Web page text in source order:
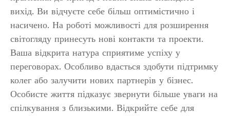
вихід. Ви відчуєте себе більш оптимістично і
насичено. На роботі можливості для розширення
світогляду принесуть нові контакти та проекти.
Ваша відкрита натура сприятиме успіху у
переговорах. Особливо вдасться здобути підтримку
колег або залучити нових партнерів у бізнес.
Особисте життя підказує звернути більше уваги на
спілкування з близькими. Відкрийте себе для